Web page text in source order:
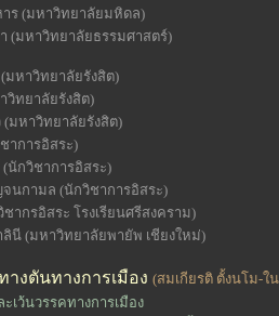
ร (มหาวิทยาลัยมหิดล)
(มหาวิทยาลัยธรรมศาสตร์)
มหาวิทยาลัยรังสิต)
วิทยาลัยรังสิต)
มหาวิทยาลัยรังสิต)
าการอิสระ)
นักวิชาการอิสระ)
นกามล (นักวิชาการอิสระ)
ากรอิสระ โรงเรียนศรีสงคราม)
ลินี (มหาวิทยาลัยพายัพ เชียงใหม่)
งตันทางการเมือง (สมเกียรติ ตั้งนโม-ใ
ว้นวรรคทางการเมือง